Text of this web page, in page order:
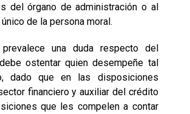
del órgano de administración o al
de la persona moral.
una duda respecto del
ostentar quien desempeñe tal
dado que en las disposiciones
financiero y auxiliar del crédito
que les compelen a contar